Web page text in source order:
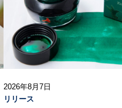
2026年8月7日
リリース